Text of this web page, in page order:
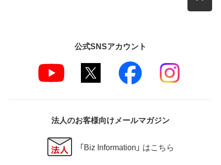
公式SNSアカウント
法人のお客様向けメールマガジン
「Biz Information」 はこちら